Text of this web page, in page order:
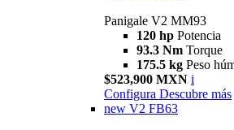
Panigale V2 MM93
120 hp Potencia
93.3 Nm Torque
175.5 kg Peso
$523,900 MXN i
Configura Descubre más
new V2 FB63